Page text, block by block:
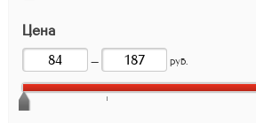
Цена
— руб.